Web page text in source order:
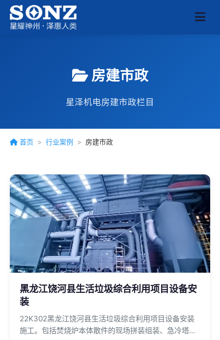
房建市政
星泽机电房建市政栏目
首页 > 行业案例 > 房建市政
黑龙江饶河县生活垃圾综合利用项目设备安
装
22K302黑龙江饶河县生活垃圾综合利用项目设备安装
施工。包括焚烧炉本体散件的现场拼装组装、急冷塔、